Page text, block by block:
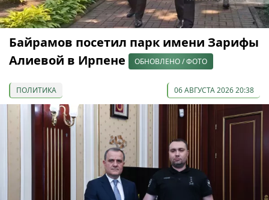
Байрамов посетил парк имени Зарифы
Алиевой в Ирпене
ОБНОВЛЕНО / ФОТО
ПОЛИТИКА 06 АВГУСТА 2026 20:38